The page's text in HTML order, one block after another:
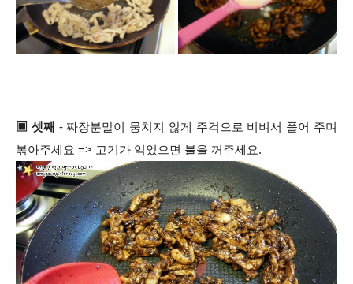
▣ 셋째 - 짜장분말이 뭉치지 않게 주걱으로 비벼서 풀어 주며
볶아주세요 => 고기가 익었으면 불을 꺼주세요.